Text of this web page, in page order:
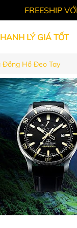
FREESHIP
LÝ GIÁ TỐT
Tức
Đồng Hồ Đeo Tay